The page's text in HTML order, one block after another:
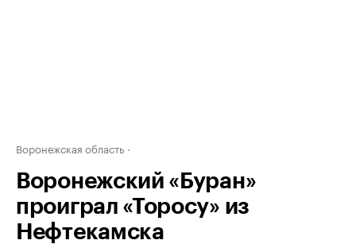
Воронежская область
Воронежский «Буран»
проиграл «Торосу» из
Нефтекамска